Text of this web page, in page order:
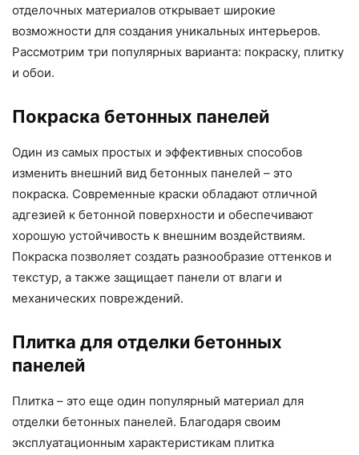
отделочных материалов открывает широкие
возможности для создания уникальных интерьеров.
Рассмотрим три популярных варианта: покраску, плитку
и обои.
Покраска бетонных панелей
Один из самых простых и эффективных способов
изменить внешний вид бетонных панелей – это
покраска. Современные краски обладают отличной
адгезией к бетонной поверхности и обеспечивают
хорошую устойчивость к внешним воздействиям.
Покраска позволяет создать разнообразие оттенков и
текстур, а также защищает панели от влаги и
механических повреждений.
Плитка для отделки бетонных
панелей
Плитка – это еще один популярный материал для
отделки бетонных панелей. Благодаря своим
эксплуатационным характеристикам плитка